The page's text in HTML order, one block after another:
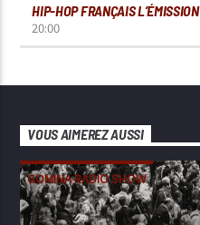
HIP-HOP FRANÇAIS L’ÉMISSION
20:00
VOUS AIMEREZ AUSSI
GOMINA RADIO SHOW